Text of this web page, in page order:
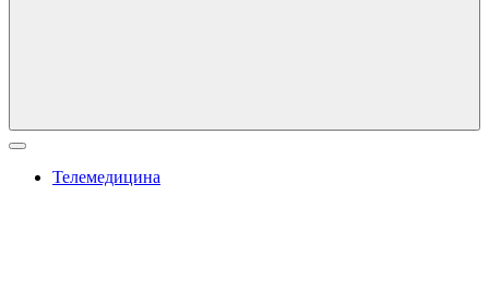
Телемедицина